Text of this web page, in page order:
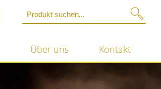
Über uns Kontakt